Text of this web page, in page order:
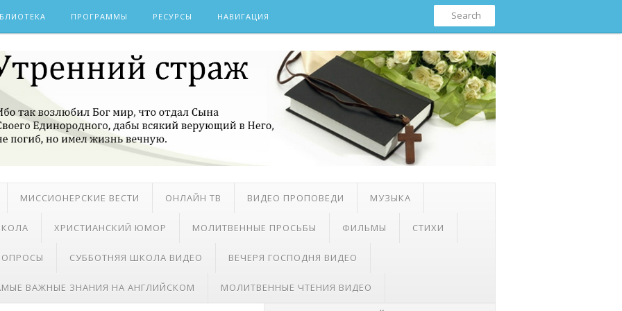
ПРОГРАММЫ РЕСУРСЫ НАВИГАЦИЯ
МИССИОНЕРСКИЕ ВЕСТИ ОНЛАЙН ТВ ВИДЕО ПРОПОВЕДИ МУЗЫКА
ХРИСТИАНСКИЙ ЮМОР МОЛИТВЕННЫЕ ПРОСЬБЫ ФИЛЬМЫ СТИХИ
СУББОТНЯЯ ШКОЛА ВИДЕО ВЕЧЕРЯ ГОСПОДНЯ ВИДЕО
ВАЖНЫЕ ЗНАНИЯ НА АНГЛИЙСКОМ МОЛИТВЕННЫЕ ЧТЕНИЯ ВИДЕО